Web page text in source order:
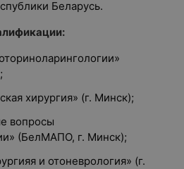
Беларусь.
хирургия» (г. Минск);
вопросы
(БелМАПО, г. Минск);
и отоневрология» (г.